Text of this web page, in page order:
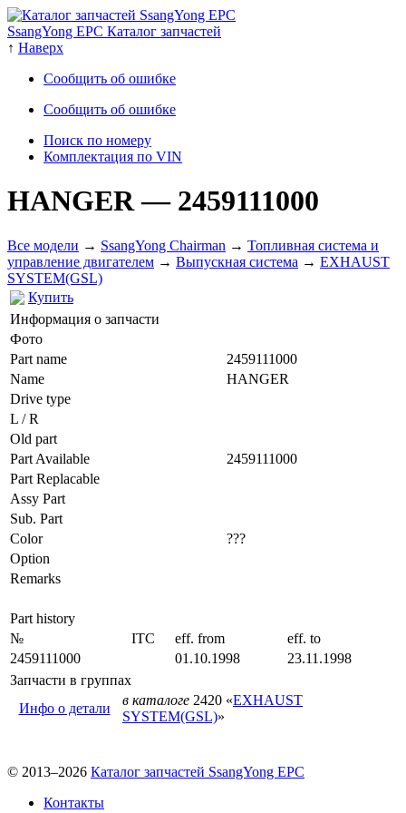
SsangYong EPC Каталог запчастей
↑ Наверх
Сообщить об ошибке
Сообщить об ошибке
Поиск по номеру
Комплектация по VIN
HANGER— 2459111000
Все модели → SsangYong Chairman → Топливная система и
управление двигателем → Выпускная система → EXHAUST
SYSTEM(GSL)
Купить
Информация о запчасти
Фото
Part name
2459111000
Name
HANGER
Drive type
L / R
Old part
Part Available
2459111000
Part Replacable
Assy Part
Sub. Part
Color
???
Option
Remarks
Part history
№
ITC eff. from
eff. to
2459111000
01.10.1998
23.11.1998
Запчасти в группах
Инфо о детали
в каталоге 2420 «EXHAUST
SYSTEM(GSL)»
© 2013–2026 Каталог запчастей SsangYong EPC
Контакты